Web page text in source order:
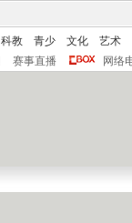
科教 青少 文化
艺术
赛事直播 网络